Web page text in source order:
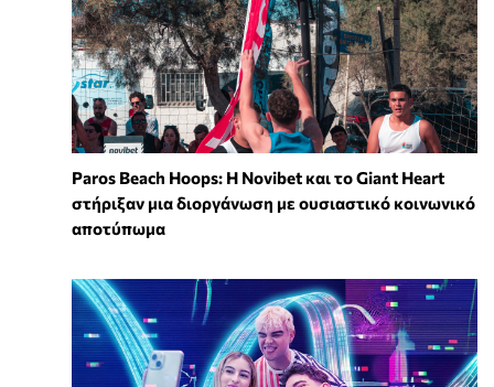
Paros Beach Hoops: Η Novibet και το Giant Heart
στήριξαν μια διοργάνωση με ουσιαστικό κοινωνικό
αποτύπωμα